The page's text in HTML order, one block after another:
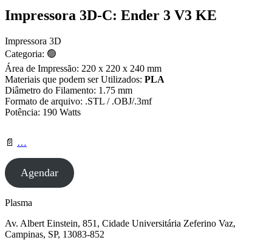
Impressora 3D-C: Ender 3 V3 KE
Impressora 3D
Categoria: 🟢
Área de Impressão: 220 x 220 x 240 mm
Materiais que podem ser Utilizados: PLA
Diâmetro do Filamento: 1.75 mm
Formato de arquivo: .STL / .OBJ/.3mf
Potência: 190 Watts
📄 …
Agendar
Plasma
Av. Albert Einstein, 851, Cidade Universitária Zeferino Vaz,
Campinas, SP, 13083-852